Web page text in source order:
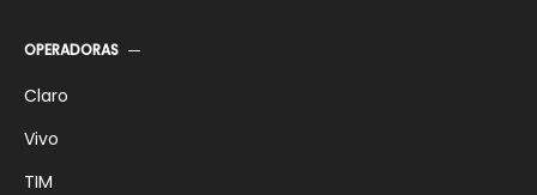
OPERADORAS
Claro
Vivo
TIM